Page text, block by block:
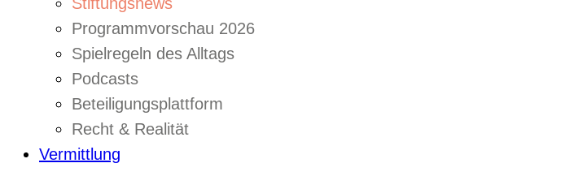
Programmvorschau 2026
Spielregeln des Alltags
Podcasts
Beteiligungsplattform
Recht & Realität
Vermittlung